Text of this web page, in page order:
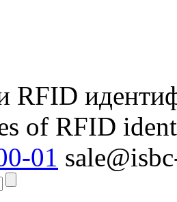
RFID
of RFID
01